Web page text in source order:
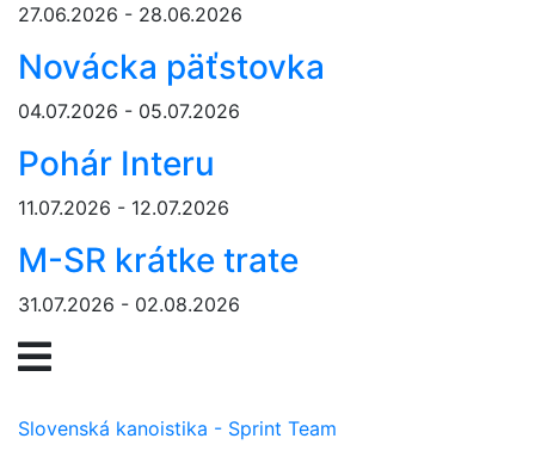
27.06.2026 - 28.06.2026
Novácka päťstovka
04.07.2026 - 05.07.2026
Pohár Interu
11.07.2026 - 12.07.2026
M-SR krátke trate
31.07.2026 - 02.08.2026
Slovenská kanoistika - Sprint Team